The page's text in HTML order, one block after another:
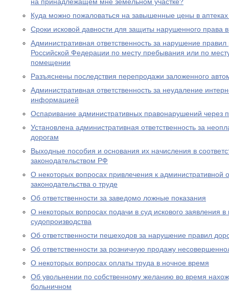
Куда можно пожаловаться на завышенные цены в
Сроки исковой давности для защиты нарушенного права
Административная ответственность за нарушение
Российской Федерации по месту пребывания или по
помещении
Разъяснены последствия перепродажи заложенного
Административная ответственность за неудаление
информацией
Оспаривание административных правонарушений через
Установлена административная ответственность за
дорогам
Выходные пособия и основания их начисления в
законодательством РФ
О некоторых вопросах привлечения к административной
законодательства о труде
Об ответственности за заведомо ложные показания
О некоторых вопросах подачи в суд искового заявления в
судопроизводства
Об ответственности пешеходов за нарушение правил
Об ответственности за розничную продажу
О некоторых вопросах оплаты труда в ночное время
Об увольнении по собственному желанию во время
больничном